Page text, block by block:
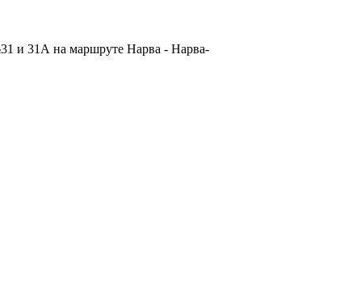
и 31А на маршруте Нарва - Нарва-